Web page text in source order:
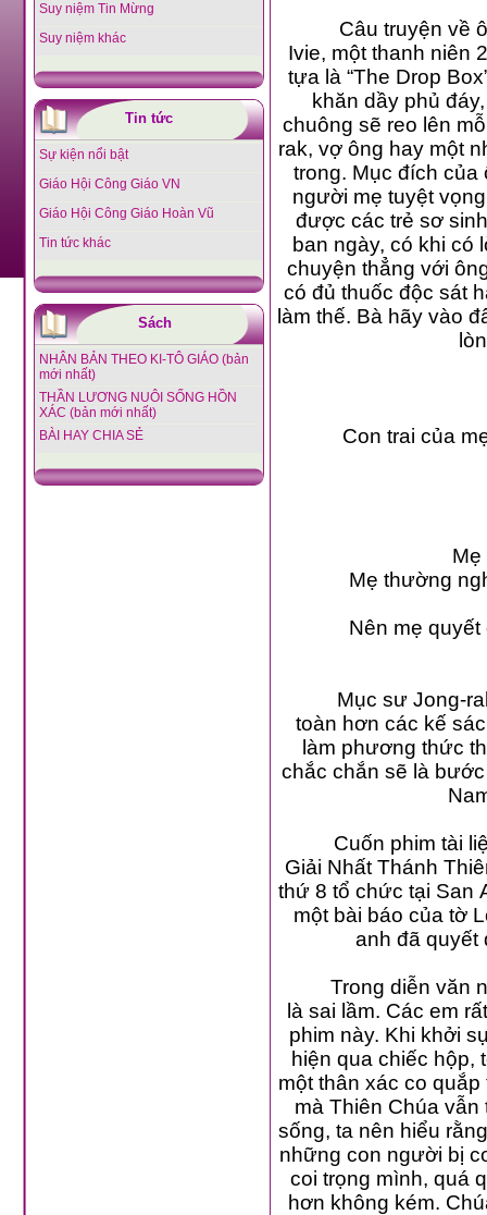
Suy niệm Tin Mừng
Suy niệm khác
Tin tức
Sự kiện nổi bật
Giáo Hội Công Giáo VN
Giáo Hội Công Giáo Hoàn Vũ
Tin tức khác
Sách
NHÂN BẢN THEO KI-TÔ GIÁO (bản
mới nhất)
THẦN LƯƠNG NUÔI SỐNG HỒN
XÁC (bản mới nhất)
BÀI HAY CHIA SẺ
Câu truyện về
Ivie, một thanh niên
tựa là “The Drop
khăn dầy phủ
chuông sẽ reo lên
rak, vợ ông hay một
trong. Mục đích
người mẹ tuyệt
được các trẻ sơ
ban ngày, có khi có
chuyện thẳng với
có đủ thuốc độc sát
làm thế. Bà hãy vào
Con trai của
Mẹ
Mẹ thường
Nên mẹ
Mục sư Jong-
toàn hơn các kế
làm phương thức
chắc chắn sẽ là
Cuốn phim tài
Giải Nhất Thánh
thứ 8 tổ chức tại San
một bài báo của tờ
anh đã quyết
Trong diễn văn
là sai lầm. Các em
phim này. Khi khởi
hiện qua chiếc
một thân xác co
mà Thiên Chúa
sống, ta nên hiểu
những con người bị
coi trọng mình, quá
hơn không kém.